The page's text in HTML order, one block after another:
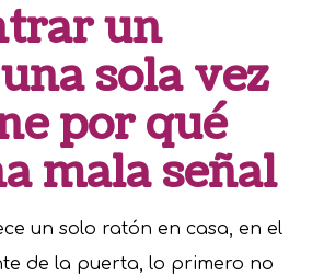
un
sola vez
por qué
mala señal
un solo ratón en casa, en el
de la puerta, lo primero no